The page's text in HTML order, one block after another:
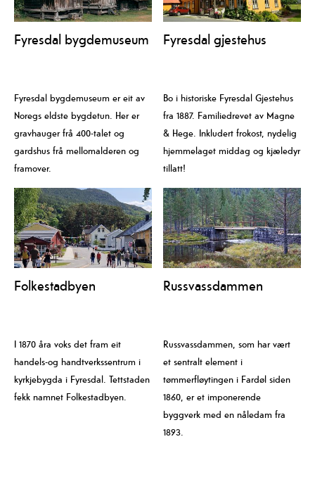
Fyresdal bygdemuseum
Fyresdal bygdemuseum er eit av
Noregs eldste bygdetun. Her er
gravhauger frå 400-talet og
gardshus frå mellomalderen og
framover.
Fyresdal gjestehus
Bo i historiske Fyresdal Gjestehus
fra 1887. Familiedrevet av Magne
& Hege. Inkludert frokost, nydelig
hjemmelaget middag og kjæledyr
tillatt!
Folkestadbyen
I 1870 åra voks det fram eit
handels-og handtverkssentrum i
kyrkjebygda i Fyresdal. Tettstaden
fekk namnet Folkestadbyen.
Russvassdammen
Russvassdammen, som har vært
et sentralt element i
tømmerfløytingen i Fardøl siden
1860, er et imponerende
byggverk med en nåledam fra
1893.